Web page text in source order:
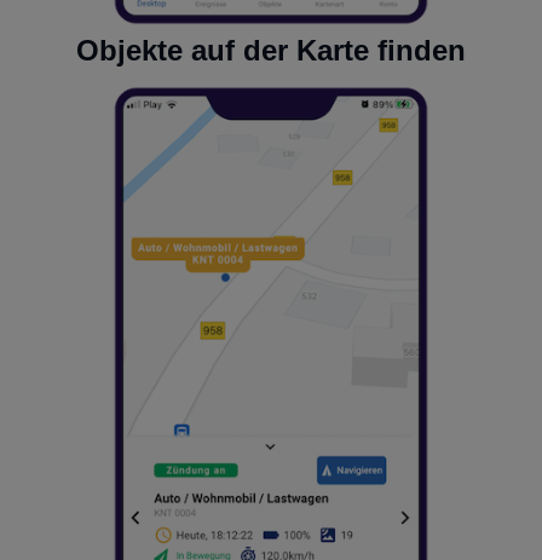
Objekte auf der Karte finden